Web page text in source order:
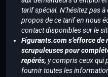
tarif spécial. N’hésitez pas
propos de ce tarif en nous
contact disponibles sur le
Figurants.com s’efforce
scrupuleuses pour
repérés, y compris ceux qui
fournir toutes les